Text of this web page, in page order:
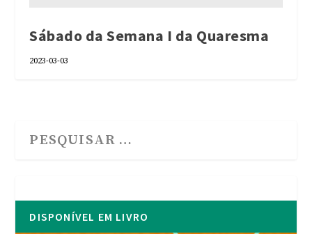
Sábado da Semana I da Quaresma
2023-03-03
DISPONÍVEL EM LIVRO